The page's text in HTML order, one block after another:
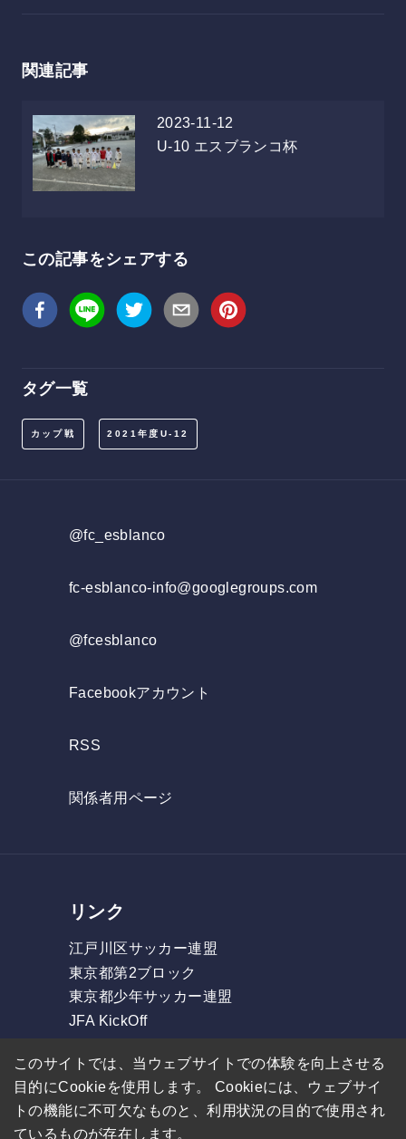
このサイトでは、当ウェブサイトでの体験を向上させる
目的にCookieを使用します。 Cookieには、ウェブサイ
トの機能に不可欠なものと、利用状況の目的で使用され
ているものが存在します。
関連記事
2023-11-12
U-10 エスブランコ杯
この記事をシェアする
タグ一覧
カップ戦 2021年度U-12
@fc_esblanco
fc-esblanco-info@googlegroups.com
@fcesblanco
Facebookアカウント
RSS
関係者用ページ
リンク
江戸川区サッカー連盟
東京都第2ブロック
東京都少年サッカー連盟
JFA KickOff
東部リーグ
GOリーグ